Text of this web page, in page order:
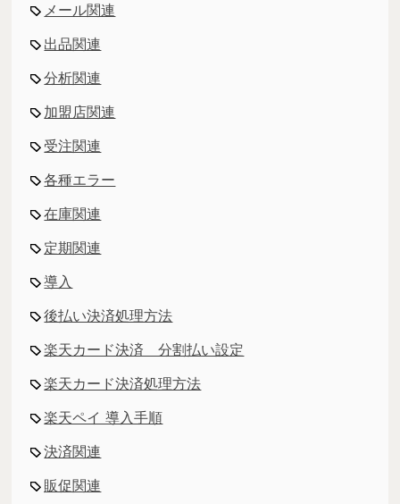
メール関連
出品関連
分析関連
加盟店関連
受注関連
各種エラー
在庫関連
定期関連
導入
後払い決済処理方法
楽天カード決済 分割払い設定
楽天カード決済処理方法
楽天ペイ 導入手順
決済関連
販促関連